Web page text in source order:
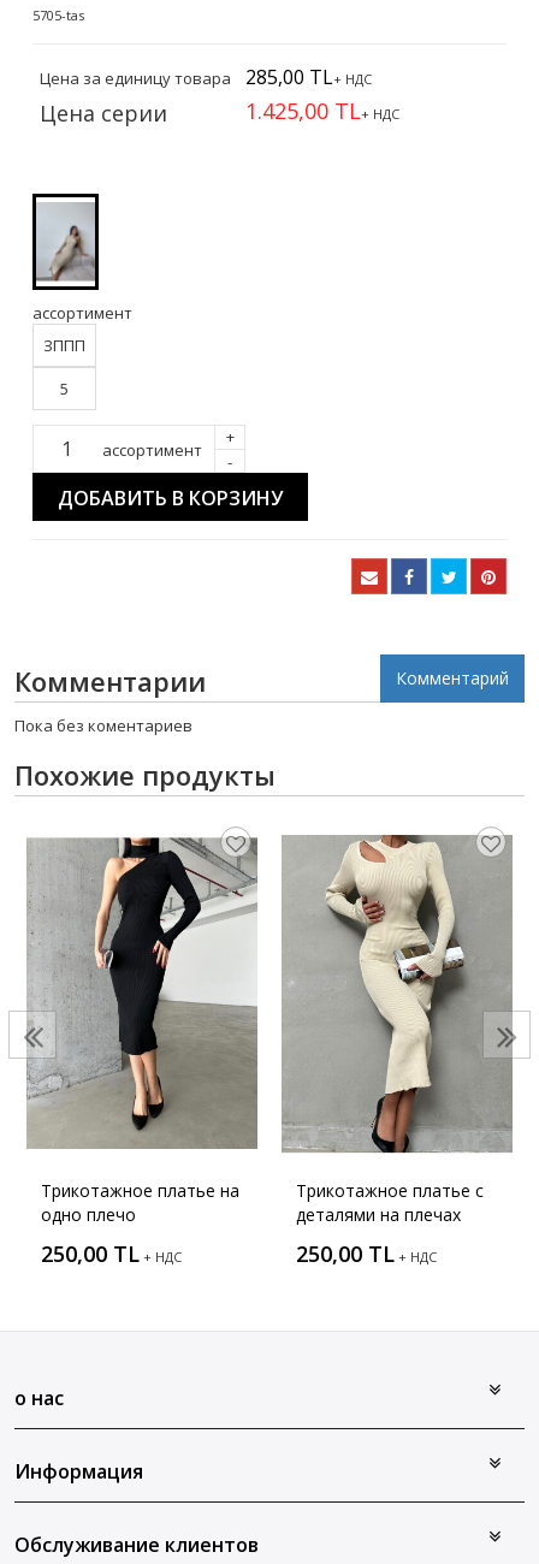
5705-tas
Цена за единицу товара 285,00 TL+ НДС
Цена серии 1.425,00 TL+ НДС
ассортимент
ЗППП
5
ассортимент
+
-
ДОБАВИТЬ В КОРЗИНУ
Комментарии Комментарий
Пока без коментариев
Похожие продукты
Трикотажное платье на
одно плечо
250,00 TL + НДС
Трикотажное платье с
деталями на плечах
250,00 TL + НДС
о нас
Информация
Обслуживание клиентов